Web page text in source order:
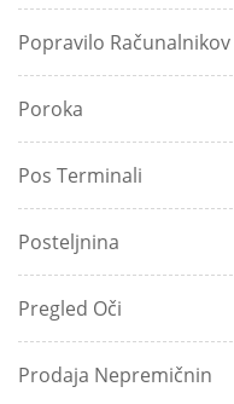
Popravilo Računalnikov
Poroka
Pos Terminali
Posteljnina
Pregled Oči
Prodaja Nepremičnin